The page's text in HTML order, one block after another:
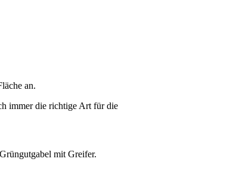
an.
immer die richtige Art für die
mit Greifer.